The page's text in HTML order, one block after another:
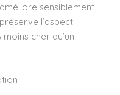
sensiblement
l’aspect
cher qu’un